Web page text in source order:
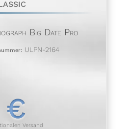
Big Date Pro
ULPN-2164
€
Versand